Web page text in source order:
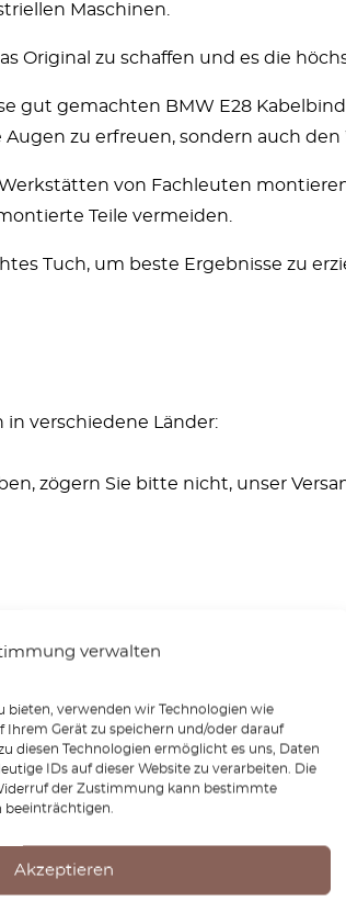
verwalten
bieten, verwenden wir Technologien wie
Gerät zu speichern und/oder darauf
diesen Technologien ermöglicht es uns, Daten
IDs auf dieser Website zu verarbeiten. Die
der Zustimmung kann bestimmte
beeinträchtigen.
Akzeptieren
Maschinen.
Original zu schaffen und es die
gut gemachten BMW E28
zu erfreuen, sondern auch den
von Fachleuten
Teile vermeiden.
Tuch, um beste Ergebnisse zu
verschiedene Länder:
zögern Sie bitte nicht, unser
Produkte